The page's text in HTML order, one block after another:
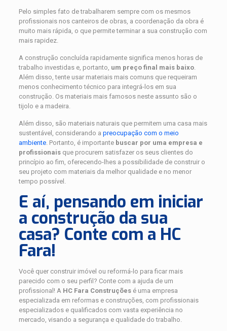
Pelo simples fato de trabalharem sempre com os mesmos
profissionais nos canteiros de obras, a coordenação da obra é
muito mais rápida, o que permite terminar a sua construção com
mais rapidez.
A construção concluída rapidamente significa menos horas de
trabalho investidas e, portanto, um preço final mais baixo.
Além disso, tente usar materiais mais comuns que requeiram
menos conhecimento técnico para integrá-los em sua
construção. Os materiais mais famosos neste assunto são o
tijolo e a madeira.
Além disso, são materiais naturais que permitem uma casa mais
sustentável, considerando a preocupação com o meio
ambiente. Portanto, é importante buscar por uma empresa e
profissionaisque procurem satisfazer os seus clientes do
princípio ao fim, oferecendo-lhes a possibilidade de construir o
seu projeto com materiais da melhor qualidade e no menor
tempo possível.
E aí, pensando em iniciar
a construção da sua
casa? Conte com a HC
Fara!
Você quer construir imóvel ou reformá-lo para ficar mais
parecido com o seu perfil? Conte com a ajuda de um
profissional! A HC Fara Construçõesé uma empresa
especializada em reformas e construções, com profissionais
especializados e qualificados com vasta experiência no
mercado, visando a segurança e qualidade do trabalho.